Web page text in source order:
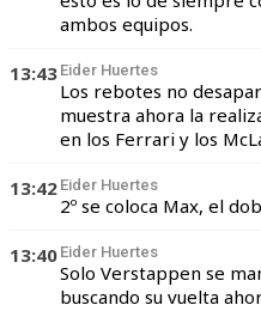
ambos equipos.
13:43 Eider Huertes
Los rebotes no
muestra ahora la
en los Ferrari y los
13:42 Eider Huertes
2º se coloca Max, el
13:40 Eider Huertes
Solo Verstappen se
buscando su vuelta